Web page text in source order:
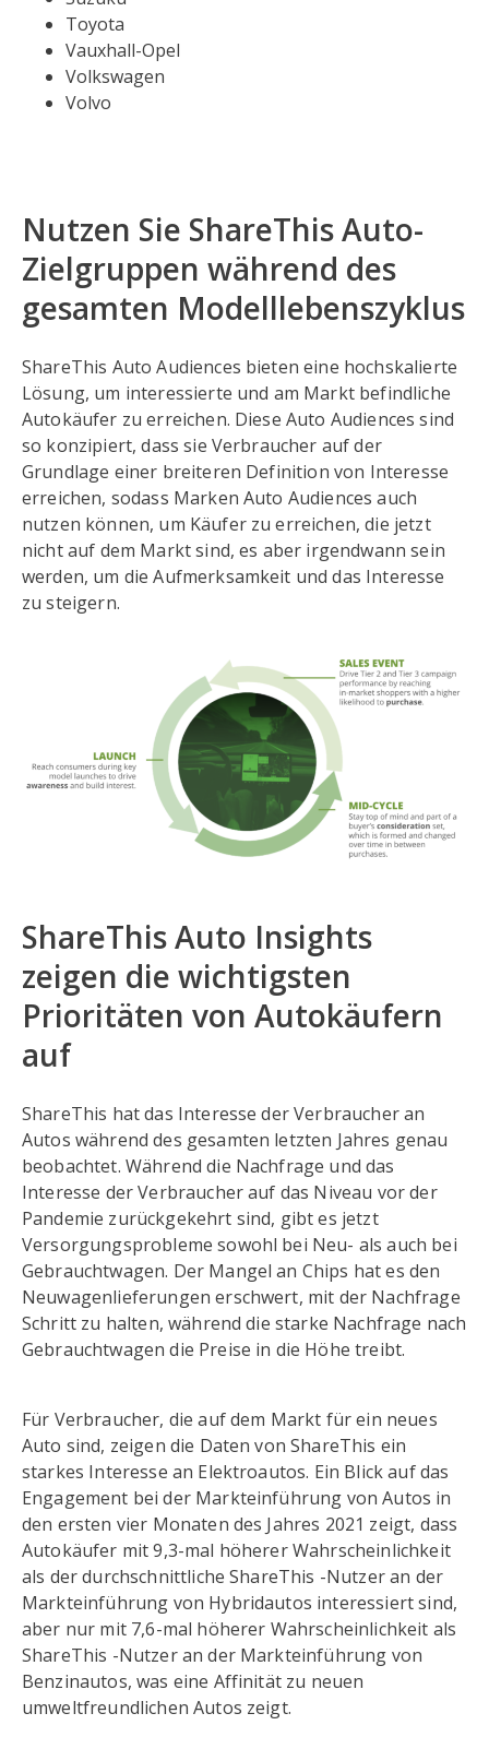
Toyota
Vauxhall-Opel
Volkswagen
Volvo
Nutzen Sie ShareThis Auto-
Zielgruppen während des
gesamten Modelllebenszyklus
ShareThis Auto Audiences bieten eine hochskalierte
Lösung, um interessierte und am Markt befindliche
Autokäufer zu erreichen. Diese Auto Audiences sind
so konzipiert, dass sie Verbraucher auf der
Grundlage einer breiteren Definition von Interesse
erreichen, sodass Marken Auto Audiences auch
nutzen können, um Käufer zu erreichen, die jetzt
nicht auf dem Markt sind, es aber irgendwann sein
werden, um die Aufmerksamkeit und das Interesse
zu steigern.
ShareThis Auto Insights
zeigen die wichtigsten
Prioritäten von Autokäufern
auf
ShareThis hat das Interesse der Verbraucher an
Autos während des gesamten letzten Jahres genau
beobachtet. Während die Nachfrage und das
Interesse der Verbraucher auf das Niveau vor der
Pandemie zurückgekehrt sind, gibt es jetzt
Versorgungsprobleme sowohl bei Neu- als auch bei
Gebrauchtwagen. Der Mangel an Chips hat es den
Neuwagenlieferungen erschwert, mit der Nachfrage
Schritt zu halten, während die starke Nachfrage nach
Gebrauchtwagen die Preise in die Höhe treibt.
Für Verbraucher, die auf dem Markt für ein neues
Auto sind, zeigen die Daten von ShareThis ein
starkes Interesse an Elektroautos. Ein Blick auf das
Engagement bei der Markteinführung von Autos in
den ersten vier Monaten des Jahres 2021 zeigt, dass
Autokäufer mit 9,3-mal höherer Wahrscheinlichkeit
als der durchschnittliche ShareThis -Nutzer an der
Markteinführung von Hybridautos interessiert sind,
aber nur mit 7,6-mal höherer Wahrscheinlichkeit als
ShareThis -Nutzer an der Markteinführung von
Benzinautos, was eine Affinität zu neuen
umweltfreundlichen Autos zeigt.